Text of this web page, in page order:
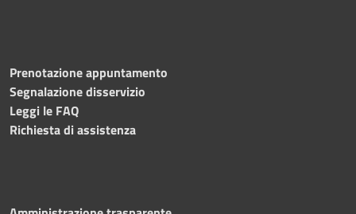
Prenotazione appuntamento
Segnalazione disservizio
Leggi le FAQ
Richiesta di assistenza